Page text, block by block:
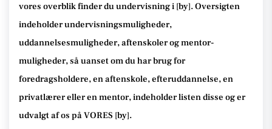
vores overblik finder du undervisning i [by].Oversigten
indeholder undervisningsmuligheder,
uddannelsesmuligheder, aftenskoler og mentor-
muligheder, så uanset om du har brug for
foredragsholdere, en aftenskole, efteruddannelse, en
privatlærer eller en mentor, indeholder listen disse og er
udvalgt af os på VORES [by].